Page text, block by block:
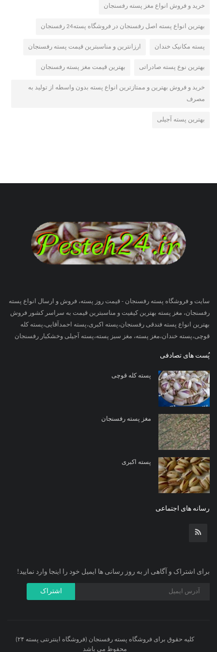
خرید و فروش انواع مغز پسته رفسنجان
بهترین انواع پسته اصل رفسنجان در فروشگاه پسته24 رفسنجان
پسته مکانیک خندان ارزانترین و مناسبترین قیمت پسته رفسنجان
بهترین نوع پسته صادراتی بهترین قیمت مغز پسته رفسنجان
خرید و فروش بهترین و ممتازترین انواع پسته بدون واسطه از تولید به
مصرف
بهترین پسته آجیلی
سایت و فروشگاه پسته رفسنجان - قیمت روز پسته، فروش و ارسال انواع پسته
رفسنجان، مغز پسته بهترین کیفیت و مناسبترین قیمت به سراسر کشور فروش
بهترین انواع پسته فندقی رفسنجان،پسته اکبری،پسته احمدآقایی،پسته کله
قوچی،پسته خندان،مغز پسته، مغز سبز پسته،پسته آجیلی وخشکبار رفسنجان
پُست های تصادفی
پسته کله قوچی
مغز پسته رفسنجان
پسته اکبری
رسانه های اجتماعی
برای اشتراک و آگاهی از به روز رسانی ها ایمیل خود را اینجا وارد نمایید!
اشتراک
کلیه حقوق برای فروشگاه پسته رفسنجان (فروشگاه اینترنتی پسته ۲۴)
محفوظ می باشد